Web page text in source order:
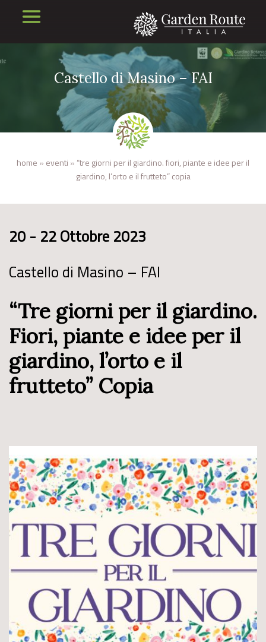
Castello di Masino – FAI
home » eventi » “tre giorni per il giardino. fiori, piante e idee per il
giardino, l’orto e il frutteto” copia
20 - 22 Ottobre 2023
Castello di Masino – FAI
“Tre giorni per il giardino.
Fiori, piante e idee per il
giardino, l’orto e il
frutteto” Copia